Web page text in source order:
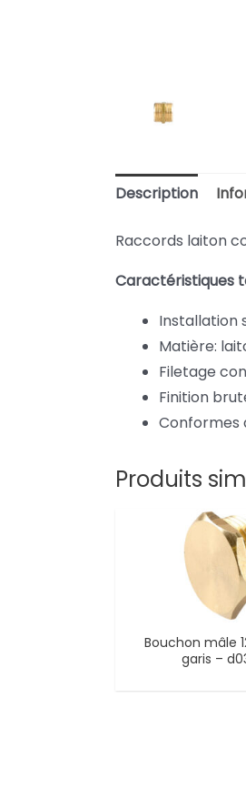
Description
Raccords laiton
Caractéristiques
Installation
Matière:
Filetage
Finition
Conformes
Produits
Bouchon mâle
garis –